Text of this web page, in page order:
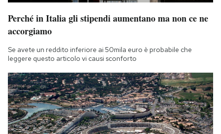
Perché in Italia gli stipendi aumentano ma non ce ne
accorgiamo
Se avete un reddito inferiore ai 50mila euro è probabile che
leggere questo articolo vi causi sconforto